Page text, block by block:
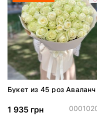
Букет из 45 роз Аваланч
1 935 грн